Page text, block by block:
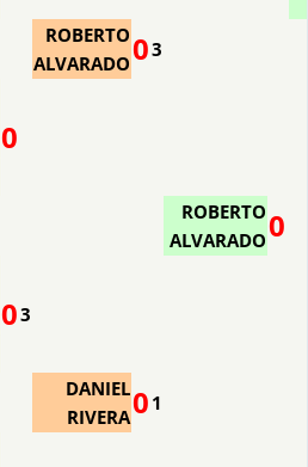
ROBERTO
ALVARADO03
0
ROBERTO
ALVARADO0
03
DANIEL
RIVERA0 1